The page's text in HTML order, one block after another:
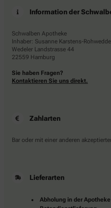
Information der
Schwalben Apotheke
Inhaber: Susanne Karstens-
Wedeler Landstrasse 44
22559 Hamburg
Sie haben Fragen?
Kontaktieren Sie uns direkt.
Zahlarten
Bar oder mit einer anderen
Lieferarten
Abholung in der Apotheke